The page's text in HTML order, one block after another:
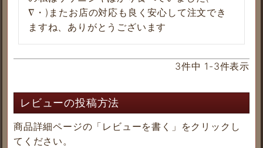
∇・)またお店の対応も良く安心して注文でき
ますね、ありがとうございます
3件中 1 -3件表示
レビューの投稿方法
商品詳細ページの「レビューを書く」をクリックし
てください。